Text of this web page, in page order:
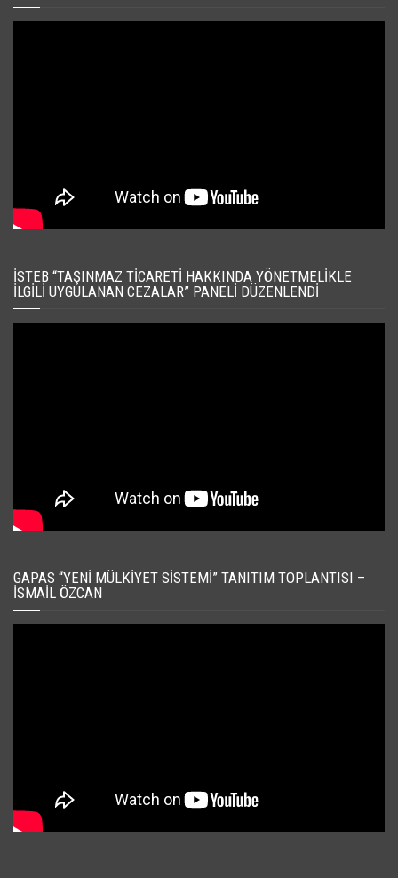
İSTEB “TAŞINMAZ TICARETI HAKKINDA YÖNETMELIKLE
İLGILI UYGULANAN CEZALAR” PANELI DÜZENLENDI
GAPAS “YENI MÜLKIYET SISTEMI” TANITIM TOPLANTISI –
İSMAIL ÖZCAN